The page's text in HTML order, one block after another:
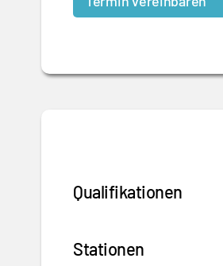
Qualifikationen
Stationen